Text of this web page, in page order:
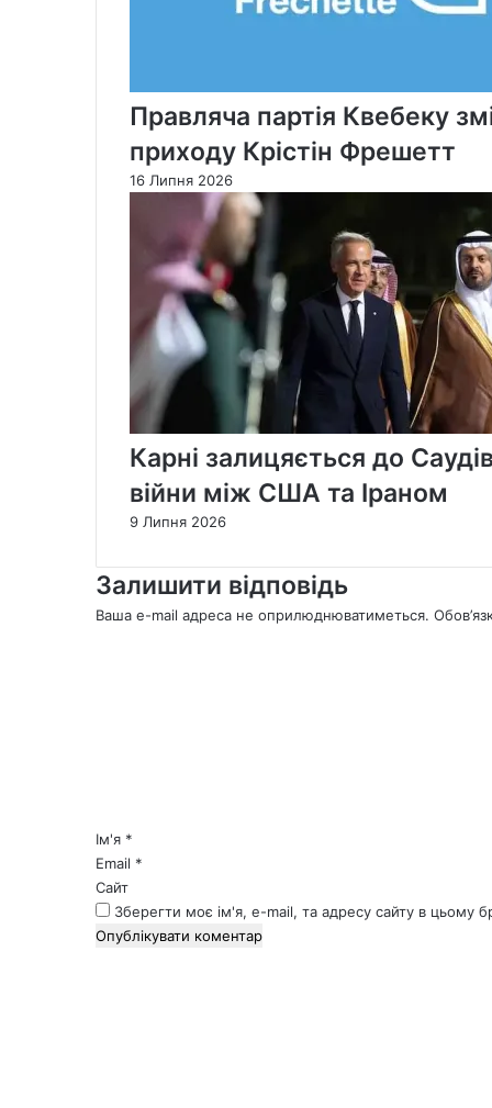
Правляча партія Квебеку
приходу Крістін Фрешетт
16 Липня 2026
Карні залицяється до
війни між США та Іраном
9 Липня 2026
Залишити відповідь
Ваша e-mail адреса не оприлюднюватиметься.
*Ім'я *
Email *
Сайт
Зберегти моє ім'я, e-mail, та адресу сайту в цьому